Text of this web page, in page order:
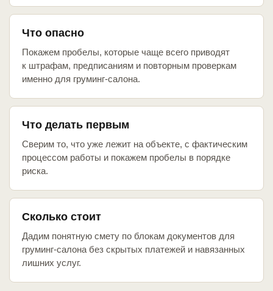
Что опасно
Покажем пробелы, которые чаще всего приводят
к штрафам, предписаниям и повторным проверкам
именно для груминг-салона.
Что делать первым
Сверим то, что уже лежит на объекте, с фактическим
процессом работы и покажем пробелы в порядке
риска.
Сколько стоит
Дадим понятную смету по блокам документов для
груминг-салона без скрытых платежей и навязанных
лишних услуг.